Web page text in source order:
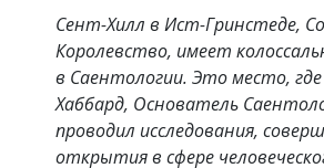
Сент-Хилл в Ист-Гринстеде,
Королевство, имеет
в Саентологии. Это место,
Хаббард, Основатель
проводил исследования,
открытия в сфере